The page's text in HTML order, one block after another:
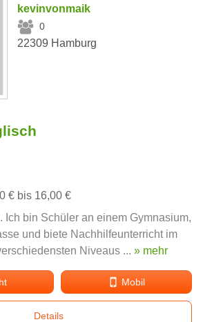
kevinvonmaik
0
22309 Hamburg
€ bis 16,00 €
Ich bin Schüler an einem Gymnasium,
und biete Nachhilfeunterricht im
Niveaus ... » mehr
Mobil
Details